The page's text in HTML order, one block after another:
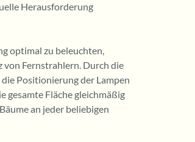
Herausforderung
optimal zu beleuchten,
von Fernstrahlern. Durch die
Positionierung der Lampen
gesamte Fläche gleichmäßig
an jeder beliebigen